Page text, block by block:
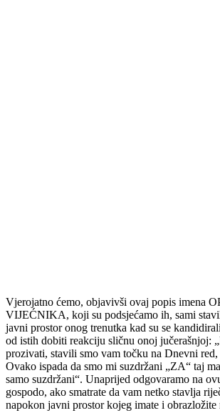
Vjerojatno ćemo, objavivši ovaj popis imena
VIJEĆNIKA, koji su podsjećamo ih, sami
javni prostor onog trenutka kad su se
od istih dobiti reakciju sličnu onoj jučerašnjoj:
prozivati, stavili smo vam točku na Dnevni red,
Ovako ispada da smo mi suzdržani „ZA“ taj
samo suzdržani“. Unaprijed odgovaramo na
gospodo, ako smatrate da vam netko stavlja
napokon javni prostor kojeg imate i obrazložite